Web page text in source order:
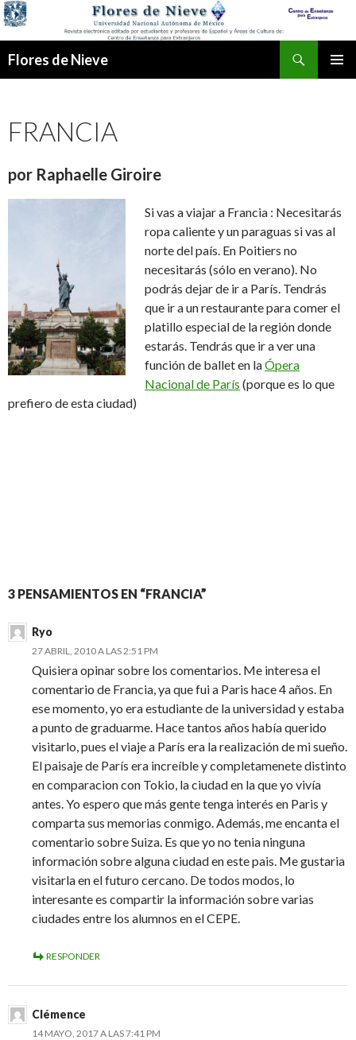
Flores de Nieve
FRANCIA
por Raphaelle Giroire
Si vas a viajar a Francia : Necesitarás
ropa caliente y un paraguas si vas al
norte del país. En Poitiers no
necesitarás (sólo en verano). No
podrás dejar de ir a París. Tendrás
que ir a un restaurante para comer el
platillo especial de la región donde
estarás. Tendrás que ir a ver una
función de ballet en laÓpera
Nacional de París (porque es lo que
prefiero de esta ciudad)
3 PENSAMIENTOS EN “FRANCIA”
Ryo
27 ABRIL, 2010 A LAS 2:51 PM
Quisiera opinar sobre los comentarios. Me interesa el
comentario de Francia, ya que fui a Paris hace 4 años. En
ese momento, yo era estudiante de la universidad y estaba
a punto de graduarme. Hace tantos años había querido
visitarlo, pues el viaje a París era la realización de mi sueño.
El paisaje de París era increíble y completamenete distinto
en comparacion con Tokio, la ciudad en la que yo vivía
antes. Yo espero que más gente tenga interés en Paris y
comparta sus memorias conmigo. Además, me encanta el
comentario sobre Suiza. Es que yo no tenia ninguna
información sobre alguna ciudad en este pais. Me gustaria
visitarla en el futuro cercano. De todos modos, lo
interesante es compartir la información sobre varias
ciudades entre los alumnos en el CEPE.
RESPONDER
Clémence
14 MAYO, 2017 A LAS 7:41 PM